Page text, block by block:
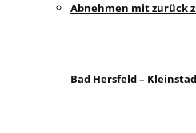
Abnehmen mit zurück
Bad Hersfeld –